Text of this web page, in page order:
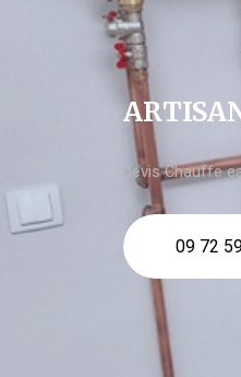
devis Chauffe
09 72